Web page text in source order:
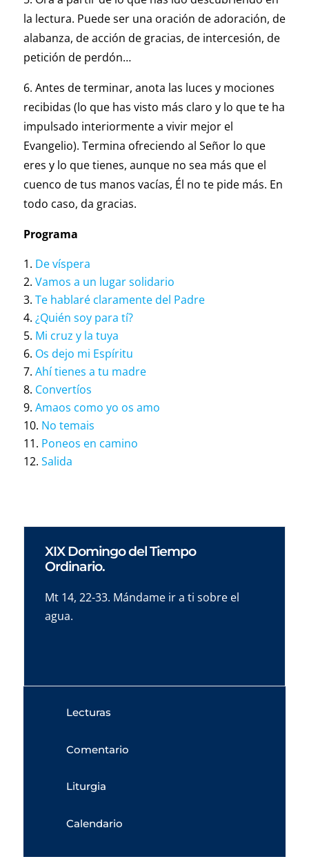
la lectura. Puede ser una oración de adoración, de
alabanza, de acción de gracias, de intercesión, de
petición de perdón…
6. Antes de terminar, anota las luces y mociones
recibidas (lo que has visto más claro y lo que te ha
impulsado interiormente a vivir mejor el
Evangelio). Termina ofreciendo al Señor lo que
eres y lo que tienes, aunque no sea más que el
cuenco de tus manos vacías, Él no te pide más. En
todo caso, da gracias.
Programa
De víspera
Vamos a un lugar solidario
Te hablaré claramente del Padre
¿Quién soy para tí?
Mi cruz y la tuya
Os dejo mi Espíritu
Ahí tienes a tu madre
Convertíos
Amaos como yo os amo
No temais
Poneos en camino
Salida
XIX Domingo del Tiempo
Ordinario.
Mt 14, 22-33. Mándame ir a ti sobre el
agua.
Lecturas
Comentario
Liturgia
Calendario